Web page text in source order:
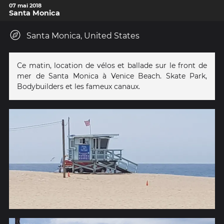
07 mai 2018
Santa Monica
Santa Monica, United States
Ce matin, location de vélos et ballade sur le front de
mer de Santa Monica à Venice Beach. Skate Park,
Bodybuilders et les fameux canaux.